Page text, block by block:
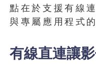
點在於支援有線
與專屬應用程式
有線直連讓